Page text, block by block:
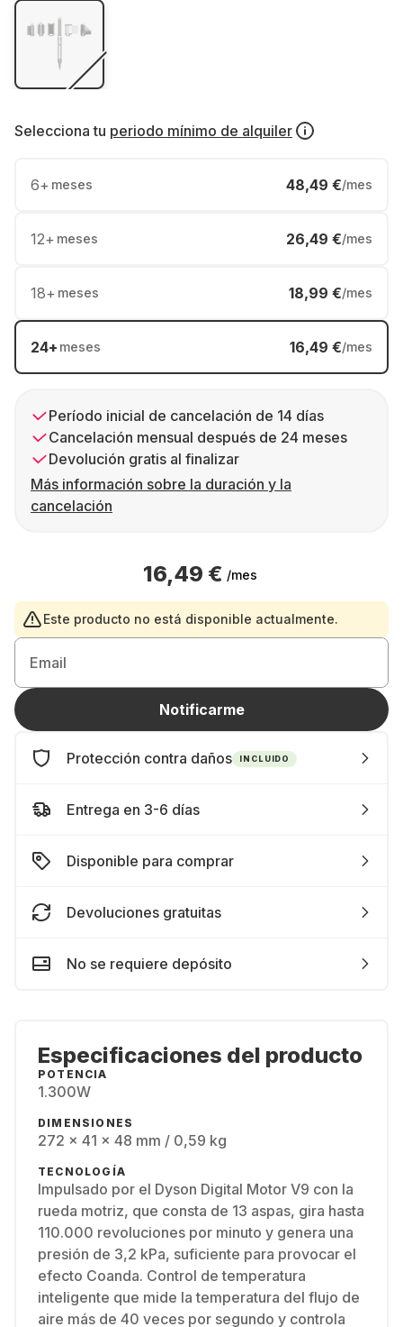
Selecciona tu periodo mínimo de alquiler
6+ meses 48,49 €/mes
12+ meses 26,49 €/mes
18+ meses 18,99 €/mes
24+ meses 16,49 €/mes
Período inicial de cancelación de 14 días
Cancelación mensual después de 24 meses
Devolución gratis al finalizar
Más información sobre la duración y la
cancelación
16,49 € /mes
Este producto no está disponible actualmente.
Email
Notificarme
Protección contra daños INCLUIDO
Entrega en 3-6 días
Disponible para comprar
Devoluciones gratuitas
No se requiere depósito
Especificaciones del producto
POTENCIA
1.300W
DIMENSIONES
272 x 41 x 48 mm / 0,59 kg
TECNOLOGÍA
Impulsado por el Dyson Digital Motor V9 con la
rueda motriz, que consta de 13 aspas, gira hasta
110.000 revoluciones por minuto y genera una
presión de 3,2 kPa, suficiente para provocar el
efecto Coanda. Control de temperatura
inteligente que mide la temperatura del flujo de
aire más de 40 veces por segundo y controla